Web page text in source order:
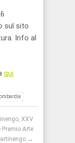
sul sito
Info al
qui
XXV
Premio Arte
→